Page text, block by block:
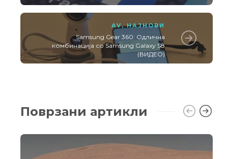
AV,НАЈНОВИ
Samsung Gear 360: Одлична
комбинација со Samsung Galaxy S8
(ВИДЕО)
Поврзани артикли